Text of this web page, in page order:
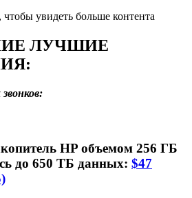
увидеть больше контента
ЛУЧШИЕ
HP объемом 256 ГБ
до 650 ТБ данных: $47